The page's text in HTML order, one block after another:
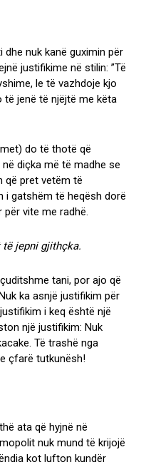
nuk kanë guximin për
justifikime në stilin: ”Të
le të vazhdoje kjo
të jenë të njëjtë me këta
do të thotë që
diçka më të madhe se
që pret vetëm të
i gatshëm të heqësh dorë
vite me radhë.
të jepni gjithçka.
tani, por ajo që
ka asnjë justifikim për
i keq është një
një justifikim: Nuk
Të trashë nga
çfarë tutkunësh!
ata që hyjnë në
nuk mund të krijojë
kot lufton kundër